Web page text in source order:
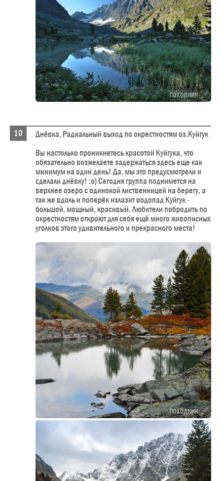
Днёвка. Радиальный выход по окрестностям оз.Куйгук
Вы настолько проникнетесь красотой Куйгука, что
обязательно возжелаете задержаться здесь еще как
минимум на один день! Да, мы это предусмотрели и
сделали днёвку! :o) Сегодня группа поднимется на
верхнее озеро с одинокой лиственницей на берегу, а
так же вдоль и поперёк излазит водопад Куйгук -
большой, мощный, красивый. Любители побродить по
окрестностям откроют для себя ещё много живописных
уголков этого удивительного и прекрасного места!